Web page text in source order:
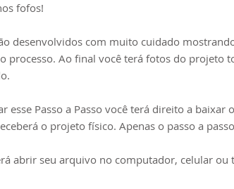
fofos!
desenvolvidos com muito cuidado
processo. Ao final você terá fotos do projeto
esse Passo a Passo você terá direito a baixar
o projeto físico. Apenas o passo a
abrir seu arquivo no computador, celular ou